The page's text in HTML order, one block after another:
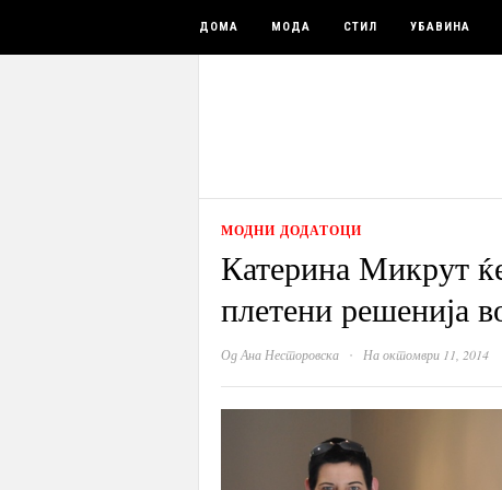
ДОМА МОДА СТИЛ УБАВИНА
МОДНИ ДОДАТОЦИ
Катерина Микрут
плетени решенија
ОдАна Несторовска · На октомври 11, 2014